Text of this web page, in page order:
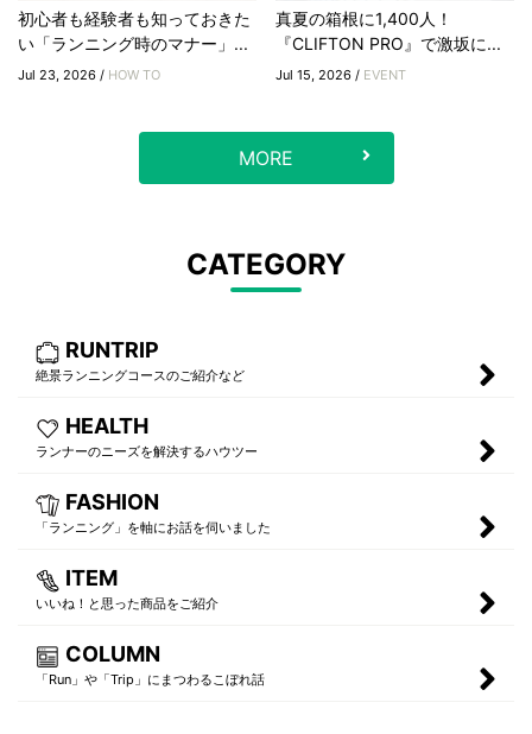
初心者も経験者も知っておきた
い「ランニング時のマナー」...
Jul 23, 2026 / HOW TO
真夏の箱根に1,400人！
『CLIFTON PRO』で激坂に...
Jul 15, 2026 / EVENT
MORE
CATEGORY
RUNTRIP
絶景ランニングコースのご紹介など
HEALTH
ランナーのニーズを解決するハウツー
FASHION
「ランニング」を軸にお話を伺いました
ITEM
いいね！と思った商品をご紹介
COLUMN
「Run」や「Trip」にまつわるこぼれ話